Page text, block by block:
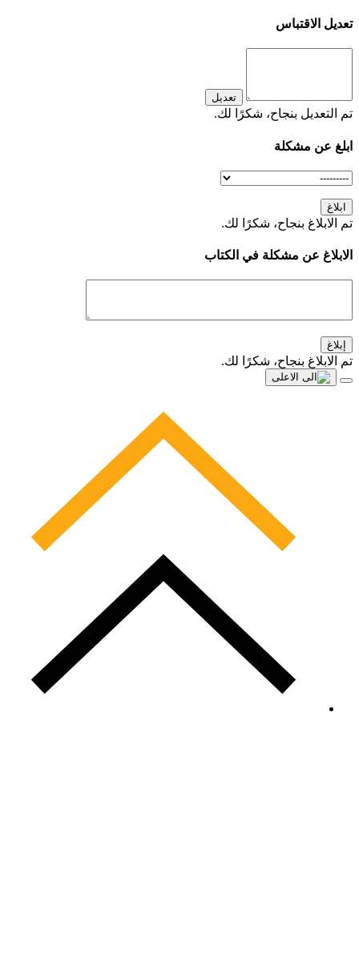
تعديل الاقتباس
تعديل
تم التعديل بنجاح، شكرًا لك.
ابلغ عن مشكلة
ابلاغ
تم الابلاغ بنجاح، شكرًا لك.
الابلاغ عن مشكلة في الكتاب
إبلاغ
تم الابلاغ بنجاح، شكرًا لك.